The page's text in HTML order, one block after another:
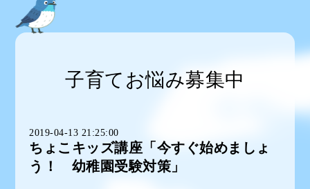
子育てお悩み募集中
2019-04-13 21:25:00
ちょこキッズ講座「今すぐ始めましょ
う！ 幼稚園受験対策」